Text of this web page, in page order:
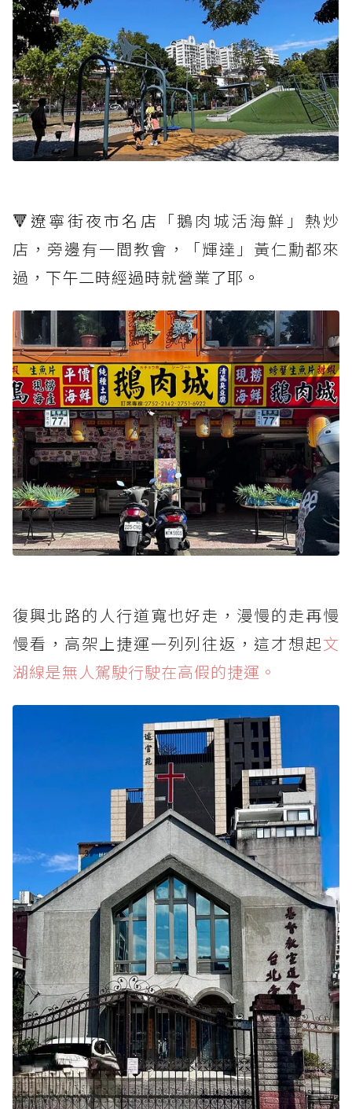
🔻遼寧街夜市名店 「鵝肉城活海鮮」熱炒
店，旁邊有一間教會，「輝達」黃仁勳都來
過， 下午二時經過時就營業了耶。
復興北路的人行道寬也好走，漫慢的走再慢
慢看，高架上捷運一列列往返，這才想起文
湖線是無人駕駛行駛在高假的捷運。